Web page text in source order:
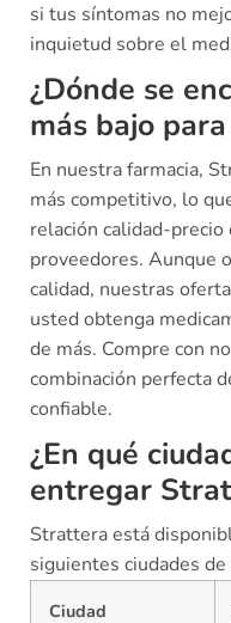
si tus síntomas no
inquietud sobre el
¿Dónde se
más bajo
En nuestra farmacia,
más competitivo, lo
relación calidad-precio
proveedores. Aunque
calidad, nuestras
usted obtenga
de más. Compre con
combinación perfecta
confiable.
¿En qué
entregar
Strattera está
siguientes ciudades de
Ciudad